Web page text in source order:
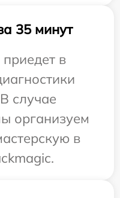
35 минут
в
случае
организуем
в